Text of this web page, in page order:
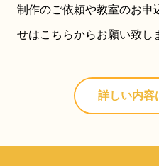
制作のご依頼や教室のお申
せはこちらからお願い致し
詳しい内容